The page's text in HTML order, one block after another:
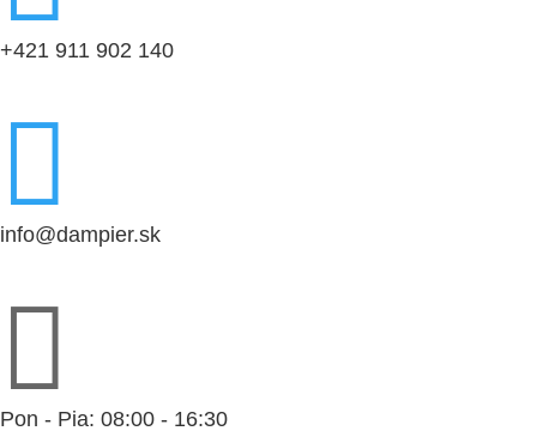
+421 911 902 140

info@dampier.sk

Pon - Pia: 08:00 - 16:30